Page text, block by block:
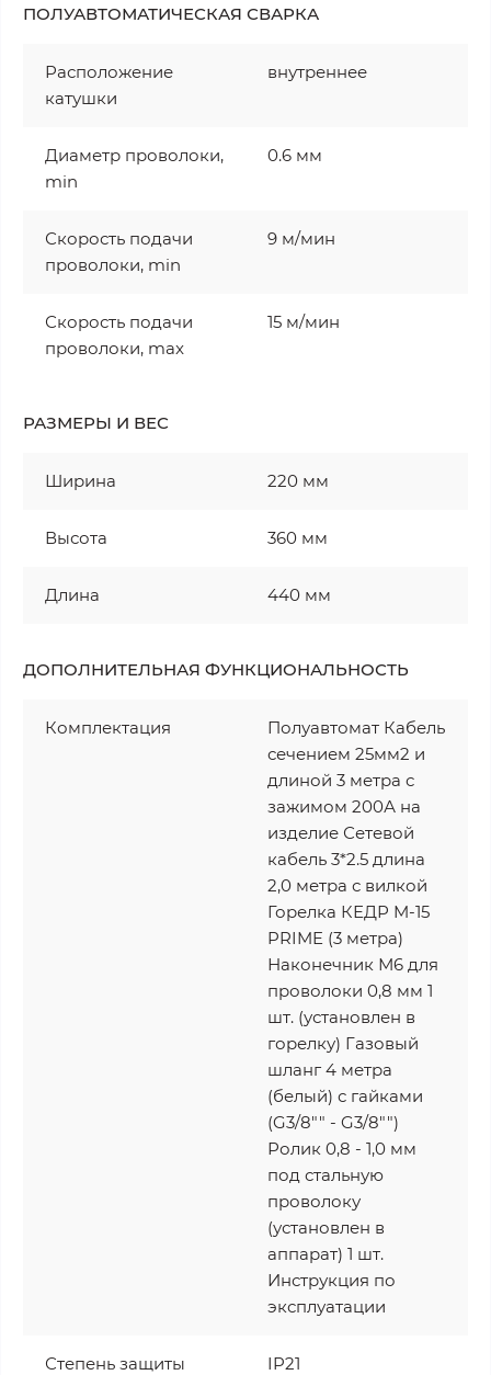
ПОЛУАВТОМАТИЧЕСКАЯ СВАРКА
Расположение
катушки
внутреннее
Диаметр проволоки,
min
0.6 мм
Скорость подачи
проволоки, min
9 м/мин
Скорость подачи
проволоки, max
15 м/мин
РАЗМЕРЫ И ВЕС
Ширина 220 мм
Высота 360 мм
Длина 440 мм
ДОПОЛНИТЕЛЬНАЯ ФУНКЦИОНАЛЬНОСТЬ
Комплектация
Полуавтомат Кабель
сечением 25мм2 и
длиной 3 метра с
зажимом 200А на
изделие Сетевой
кабель 3*2.5 длина
2,0 метра с вилкой
Горелка КЕДР M-15
PRIME (3 метра)
Наконечник М6 для
проволоки 0,8 мм 1
шт. (установлен в
горелку) Газовый
шланг 4 метра
(белый) с гайками
(G3/8"" - G3/8"")
Ролик 0,8 - 1,0 мм
под стальную
проволоку
(установлен в
аппарат) 1 шт.
Инструкция по
эксплуатации
Степень защиты IP21